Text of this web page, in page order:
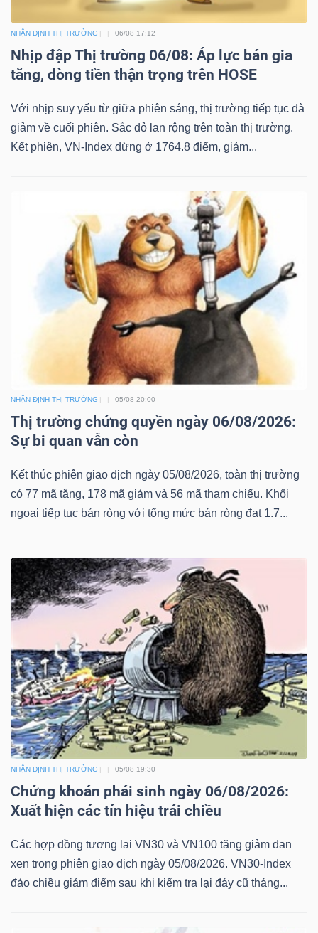
NHẬN ĐỊNH THỊ TRƯỜNG 06/08 17:12
Nhịp đập Thị trường 06/08: Áp lực bán gia
tăng, dòng tiền thận trọng trên HOSE
Với nhịp suy yếu từ giữa phiên sáng, thị trường tiếp tục đà
giảm về cuối phiên. Sắc đỏ lan rộng trên toàn thị trường.
Kết phiên, VN-Index dừng ở 1764.8 điểm, giảm...
NHẬN ĐỊNH THỊ TRƯỜNG 05/08 20:00
Thị trường chứng quyền ngày 06/08/2026:
Sự bi quan vẫn còn
Kết thúc phiên giao dịch ngày 05/08/2026, toàn thị trường
có 77 mã tăng, 178 mã giảm và 56 mã tham chiếu. Khối
ngoại tiếp tục bán ròng với tổng mức bán ròng đạt 1.7...
NHẬN ĐỊNH THỊ TRƯỜNG 05/08 19:30
Chứng khoán phái sinh ngày 06/08/2026:
Xuất hiện các tín hiệu trái chiều
Các hợp đồng tương lai VN30 và VN100 tăng giảm đan
xen trong phiên giao dịch ngày 05/08/2026. VN30-Index
đảo chiều giảm điểm sau khi kiểm tra lại đáy cũ tháng...